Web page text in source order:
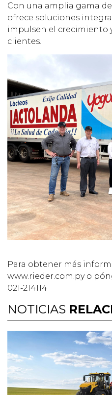
Con una amplia gama
ofrece soluciones
impulsen el crecimiento
clientes.
Para obtener más
www.rieder.com.py o
021-214114
NOTICIAS